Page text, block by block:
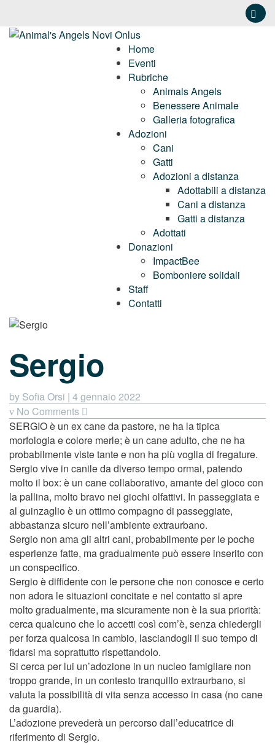
Home
Eventi
Rubriche
Animals Angels
Benessere Animale
Galleria fotografica
Adozioni
Cani
Gatti
Adozioni a distanza
Adottabili a distanza
Cani a distanza
Gatti a distanza
Adottati
Donazioni
ImpactBee
Bomboniere solidali
Staff
Contatti
Sergio
by Sofia Orsi | 4 gennaio 2022
No Comments
SERGIO è un ex cane da pastore, ne ha la tipica
morfologia e colore merle; è un cane adulto, che ne ha
probabilmente viste tante e non ha più voglia di fregature.
Sergio vive in canile da diverso tempo ormai, patendo
molto il box: è un cane collaborativo, amante del gioco con
la pallina, molto bravo nei giochi olfattivi. In passeggiata e
al guinzaglio è un ottimo compagno di passeggiate,
abbastanza sicuro nell’ambiente extraurbano.
Sergio non ama gli altri cani, probabilmente per le poche
esperienze fatte, ma gradualmente può essere inserito con
un conspecifico.
Sergio è diffidente con le persone che non conosce e certo
non adora le situazioni concitate e nel contatto si apre
molto gradualmente, ma sicuramente non è la sua priorità:
cerca qualcuno che lo accetti così com’è, senza chiedergli
per forza qualcosa in cambio, lasciandogli il suo tempo di
fidarsi ma soprattutto rispettandolo.
Si cerca per lui un’adozione in un nucleo famigliare non
troppo grande, in un contesto tranquillo extraurbano, si
valuta la possibilità di vita senza accesso in casa (no cane
da guardia).
L’adozione prevederà un percorso dall’educatrice di
riferimento di Sergio.